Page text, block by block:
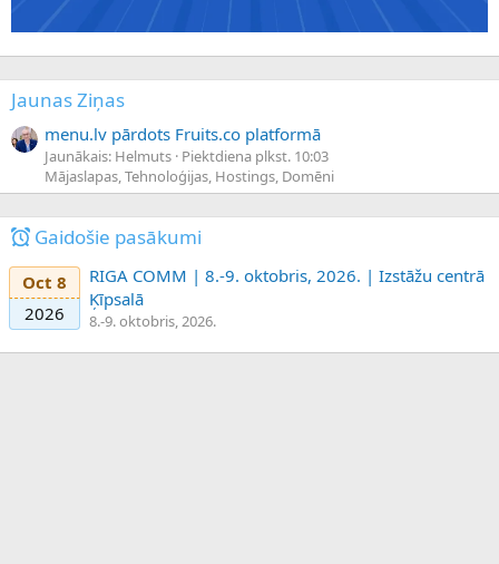
Jaunas Ziņas
menu.lv pārdots Fruits.co platformā
Jaunākais: Helmuts Piektdiena plkst. 10:03
Mājaslapas, Tehnoloģijas, Hostings, Domēni
Gaidošie pasākumi
Oct 8
2026
RIGA COMM | 8.-9. oktobris, 2026. | Izstāžu centrā
Ķīpsalā
8.-9. oktobris, 2026.